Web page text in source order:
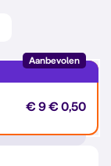
Aanbevolen
€ 9€ 0,50